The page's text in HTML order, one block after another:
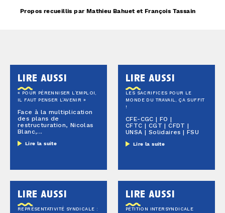
Propos recueillis par Mathieu Bahuet et François Tassain
lire aussi
« POUR PÉRENNISER L’EMPLOI,
IL FAUT PENSER L’AVENIR »
Face à la multiplication
des plans de
restructuration, Nicolas
Blanc,...
Lire la suite
lire aussi
LES SACRIFICES POUR LE
MONDE DU TRAVAIL, ÇA SUFFIT
!
CFE-CGC | FO |
CFTC | CGT | CFDT |
UNSA | Solidaires | FSU
Lire la suite
lire aussi
REPRÉSENTATIVITÉ SYNDICALE :
lire aussi
PÉTITION INTERSYNDICALE